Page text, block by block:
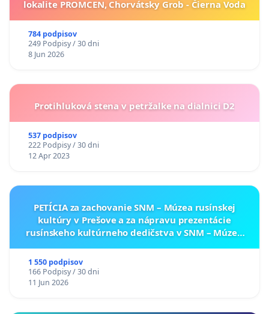
lokalite PROMCEN, Chorvátsky Grob - Čierna Voda
784 podpisov
249 Podpisy / 30 dni
8 Jun 2026
Protihluková stena v petržalke na dialnici D2
537 podpisov
222 Podpisy / 30 dni
12 Apr 2023
PETÍCIA za zachovanie SNM – Múzea rusínskej
kultúry v Prešove a za nápravu prezentácie
rusínskeho kultúrneho dedičstva v SNM – Múzeu
1 550 podpisov
166 Podpisy / 30 dni
11 Jun 2026